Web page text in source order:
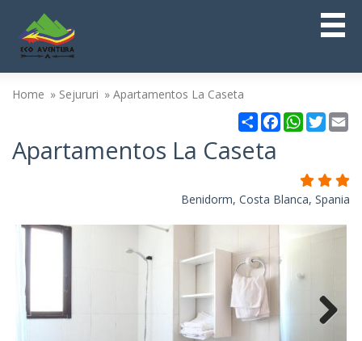
Home Sejururi Apartamentos La Caseta
Partajare
Facebook
Apartamentos La Caseta
Benidorm, Costa Blanca, Spania